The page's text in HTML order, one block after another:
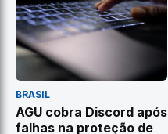
BRASIL
AGU cobra Discord após
falhas na proteção de